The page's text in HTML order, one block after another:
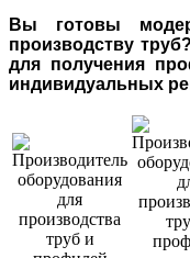
Вы готовы
производству
для получения
индивидуальных